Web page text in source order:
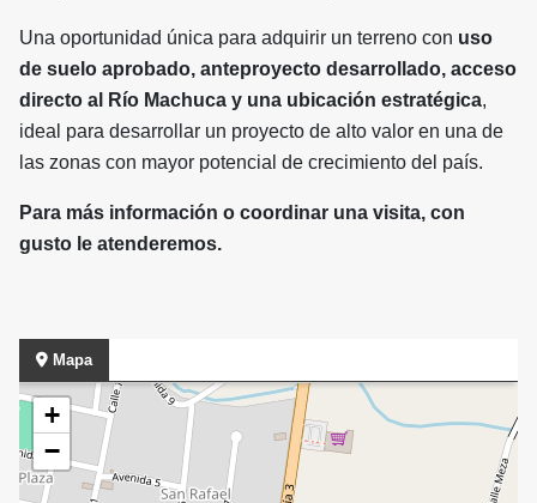
Una oportunidad única para adquirir un terreno con uso
de suelo aprobado, anteproyecto desarrollado, acceso
directo al Río Machuca y una ubicación estratégica,
ideal para desarrollar un proyecto de alto valor en una de
las zonas con mayor potencial de crecimiento del país.
Para más información o coordinar una visita, con
gusto le atenderemos.
Mapa
+
−